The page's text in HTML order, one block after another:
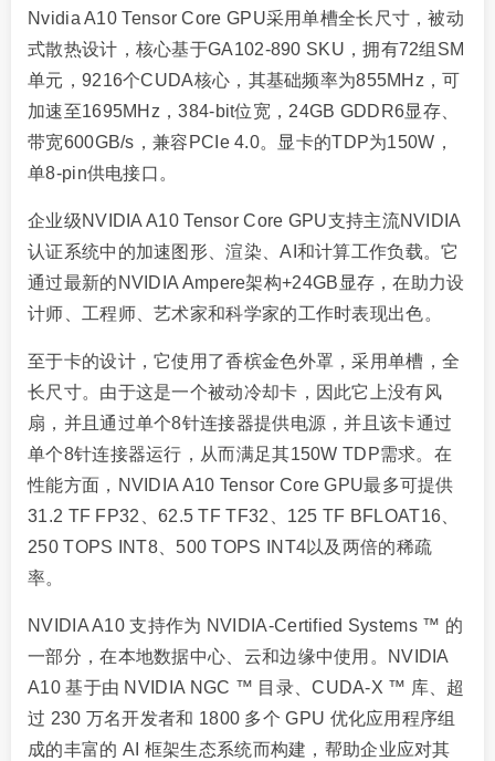
Nvidia A10 Tensor Core GPU采用单槽全长尺寸，被动
式散热设计，核心基于GA102-890 SKU，拥有72组SM
单元，9216个CUDA核心，其基础频率为855MHz，可
加速至1695MHz，384-bit位宽，24GB GDDR6显存、
带宽600GB/s，兼容PCIe 4.0。显卡的TDP为150W，
单8-pin供电接口。
企业级NVIDIA A10 Tensor Core GPU支持主流NVIDIA
认证系统中的加速图形、渲染、AI和计算工作负载。它
通过最新的NVIDIA Ampere架构+24GB显存，在助力设
计师、工程师、艺术家和科学家的工作时表现出色。
至于卡的设计，它使用了香槟金色外罩，采用单槽，全
长尺寸。由于这是一个被动冷却卡，因此它上没有风
扇，并且通过单个8针连接器提供电源，并且该卡通过
单个8针连接器运行，从而满足其150W TDP需求。在
性能方面，NVIDIA A10 Tensor Core GPU最多可提供
31.2 TF FP32、62.5 TF TF32、125 TF BFLOAT16、
250 TOPS INT8、500 TOPS INT4以及两倍的稀疏
率。
NVIDIA A10 支持作为 NVIDIA-Certified Systems ™ 的
一部分，在本地数据中心、云和边缘中使用。NVIDIA
A10 基于由 NVIDIA NGC ™ 目录、CUDA-X ™ 库、超
过 230 万名开发者和 1800 多个 GPU 优化应用程序组
成的丰富的 AI 框架生态系统而构建，帮助企业应对其